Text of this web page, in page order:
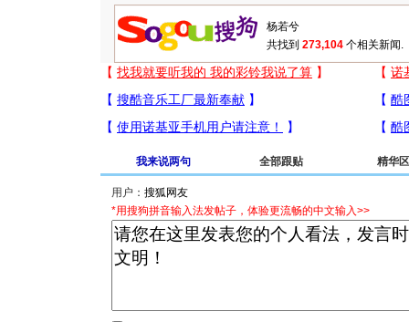
共找到 273,104 个相关新闻.
我来说两句 全部跟贴 精华区
用户：
*用搜狗拼音输入法发帖子，体验更流畅的中文输入>>